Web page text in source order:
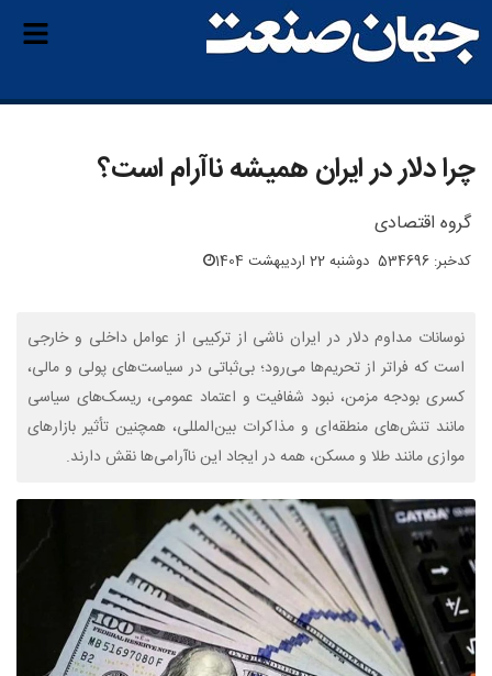
چرا دلار در ایران همیشه ناآرام است؟
گروه اقتصادی
کدخبر: 534696 دوشنبه 22 اردیبهشت 1404
نوسانات مداوم دلار در ایران ناشی از ترکیبی از عوامل داخلی و خارجی
است که فراتر از تحریم‌ها می‌رود؛ بی‌ثباتی در سیاست‌های پولی و مالی،
کسری بودجه مزمن، نبود شفافیت و اعتماد عمومی، ریسک‌های سیاسی
مانند تنش‌های منطقه‌ای و مذاکرات بین‌المللی، همچنین تأثیر بازارهای
موازی مانند طلا و مسکن، همه در ایجاد این ناآرامی‌ها نقش دارند.